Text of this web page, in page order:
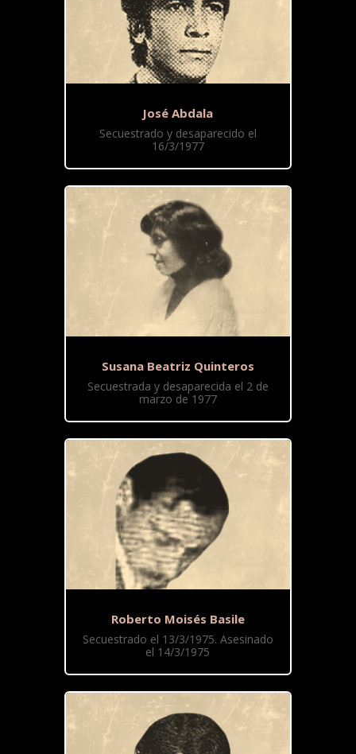
José Abdala
Secuestrado y desaparecido el
16/3/1977
Susana Beatriz Quinteros
Secuestrada y desaparecida el 2 de
marzo de 1977
Roberto Moisés Basile
Secuestrado el 13/3/1975. Asesinado
el 14/3/1975